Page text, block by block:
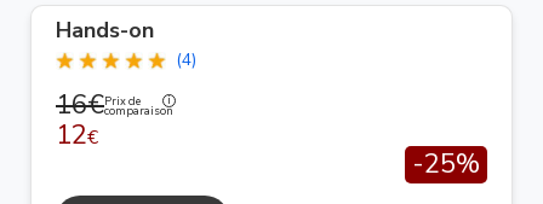
Hands-on
(4)
16€Prix de
comparaison
12€
-25%